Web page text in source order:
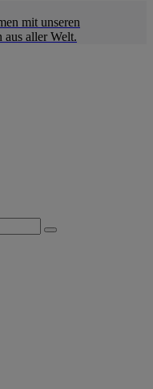
mit unseren
aus aller Welt.